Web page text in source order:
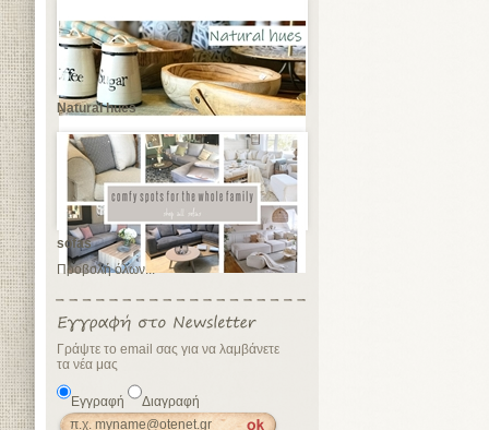
Natural hues
sofas
Προβολή όλων...
Γράψτε το email σας για να λαμβάνετε
τα νέα μας
Εγγραφή Διαγραφή